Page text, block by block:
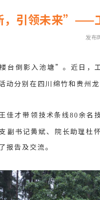
，引领未来”——
发布
台倒影入池塘”。近日
动分别在四川绵竹和贵州龙
佳才带领技术条线80 余名
副书记黄斌、院长助理杜
报告及交流。